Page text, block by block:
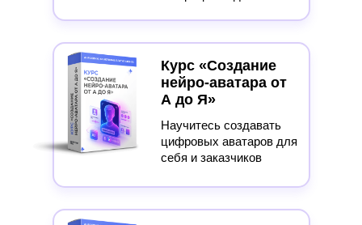
Курс «Создание
нейро-аватара от
А до Я»
Научитесь создавать
цифровых аватаров для
себя и заказчиков